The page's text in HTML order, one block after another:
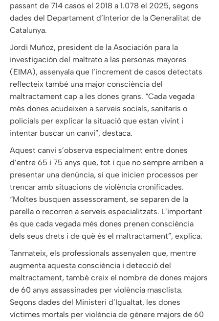
passant de 714 casos el 2018 a 1.078 el 2025, segons
dades del Departament d’Interior de la Generalitat de
Catalunya.
Jordi Muñoz, president de la Asociación para la
investigación del maltrato a las personas mayores
(EIMA), assenyala que l’increment de casos detectats
reflecteix també una major consciència del
maltractament cap a les dones grans. “Cada vegada
més dones acudeixen a serveis socials, sanitaris o
policials per explicar la situació que estan vivint i
intentar buscar un canvi”, destaca.
Aquest canvi s’observa especialment entre dones
d’entre 65 i 75 anys que, tot i que no sempre arriben a
presentar una denúncia, sí que inicien processos per
trencar amb situacions de violència cronificades.
“Moltes busquen assessorament, se separen de la
parella o recorren a serveis especialitzats. L’important
és que cada vegada més dones prenen consciència
dels seus drets i de què és el maltractament”, explica.
Tanmateix, els professionals assenyalen que, mentre
augmenta aquesta consciència i detecció del
maltractament, també creix el nombre de dones majors
de 60 anys assassinades per violència masclista.
Segons dades del Ministeri d’Igualtat, les dones
víctimes mortals per violència de gènere majors de 60